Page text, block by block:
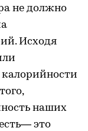
не должно
Исходя
наших
это